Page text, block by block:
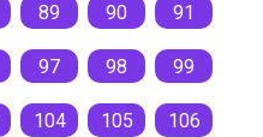
89 90 91
97 98 99
104 105 106